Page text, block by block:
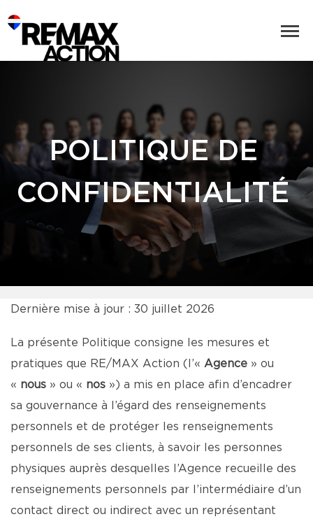
POLITIQUE DE
CONFIDENTIALITÉ
Dernière mise à jour : 30 juillet 2026
La présente Politique consigne les mesures et
pratiques que RE/MAX Action (l’« Agence » ou
« nous » ou « nos ») a mis en place afin d’encadrer
sa gouvernance à l’égard des renseignements
personnels et de protéger les renseignements
personnels de ses clients, à savoir les personnes
physiques auprès desquelles l’Agence recueille des
renseignements personnels par l’intermédiaire d’un
contact direct ou indirect avec un représentant